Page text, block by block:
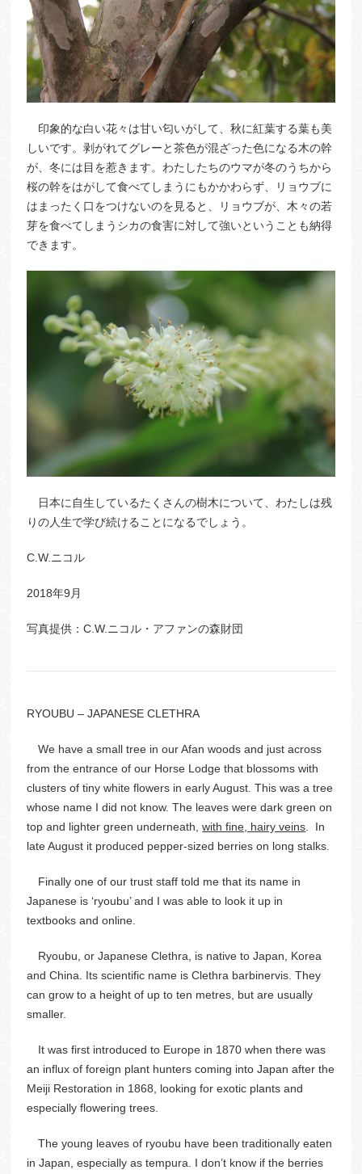
印象的な白い花々は甘い匂いがして、秋に紅葉する葉も美
しいです。剥がれてグレーと茶色が混ざった色になる木の幹
が、冬には目を惹きます。わたしたちのウマが冬のうちから
桜の幹をはがして食べてしまうにもかかわらず、リョウブに
はまったく口をつけないのを見ると、リョウブが、木々の若
芽を食べてしまうシカの食害に対して強いということも納得
できます。
日本に自生しているたくさんの樹木について、わたしは残
りの人生で学び続けることになるでしょう。
C.W.ニコル
2018年9月
写真提供：C.W.ニコル・アファンの森財団
RYOUBU – JAPANESE CLETHRA
We have a small tree in our Afan woods and just across
from the entrance of our Horse Lodge that blossoms with
clusters of tiny white flowers in early August. This was a tree
whose name I did not know. The leaves were dark green on
top and lighter green underneath,with fine, hairy veins . In
late August it produced pepper-sized berries on long stalks.
Finally one of our trust staff told me that its name in
Japanese is ‘ryoubu’ and I was able to look it up in
textbooks and online.
Ryoubu, or Japanese Clethra, is native to Japan, Korea
and China. Its scientific name is Clethra barbinervis. They
can grow to a height of up to ten metres, but are usually
smaller.
It was first introduced to Europe in 1870 when there was
an influx of foreign plant hunters coming into Japan after the
Meiji Restoration in 1868, looking for exotic plants and
especially flowering trees.
The young leaves of ryoubu have been traditionally eaten
in Japan, especially as tempura. I don’t know if the berries